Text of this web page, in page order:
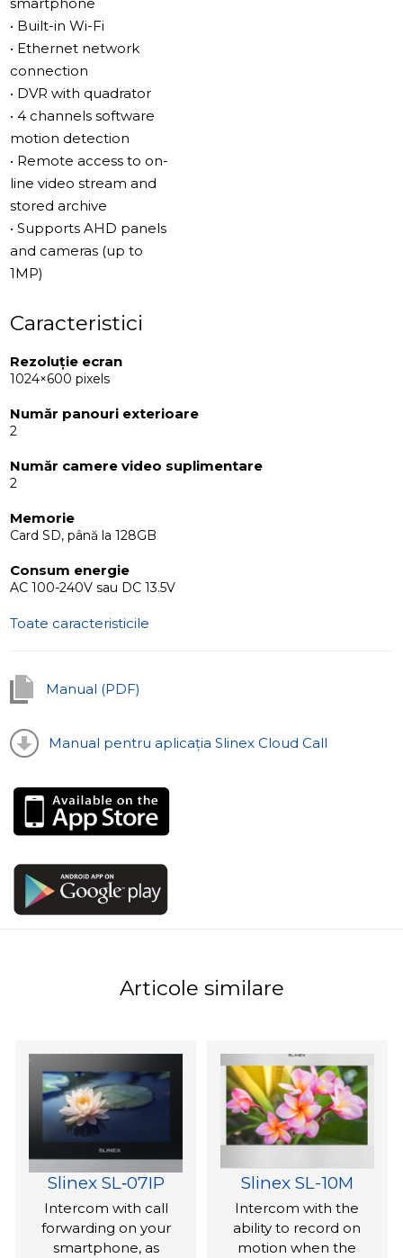
• Built-in Wi-Fi
• Ethernet network
connection
• DVR with quadrator
• 4 channels software
motion detection
• Remote access to on-
line video stream and
stored archive
• Supports AHD panels
and cameras (up to
1MP)
Caracteristici
Rezoluție ecran
1024×600 pixels
Număr panouri exterioare
2
Număr camere video suplimentare
2
Memorie
Card SD, până la 128GB
Consum energie
AC 100-240V sau DC 13.5V
Toate caracteristicile
Manual (PDF)
Manual pentru aplicația Slinex Cloud Call
Articole similare
Slinex SL‑07IP
Intercom with call
forwarding on your
smartphone, as
Slinex SL-10M
Intercom with the
ability to record on
motion when the